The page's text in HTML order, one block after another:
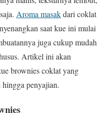
Aroma masakdari coklat
saat kue ini mulai
juga cukup mudah
Artikel ini akan
brownies coklat yang
penyajian.